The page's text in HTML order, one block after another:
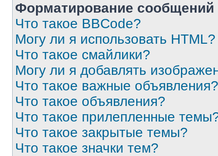
Форматирование
Что такое BBCode?
Могу ли я использовать HTML?
Что такое смайлики?
Могу ли я добавлять
Что такое важные объявления?
Что такое объявления?
Что такое прилепленные
Что такое закрытые темы?
Что такое значки тем?